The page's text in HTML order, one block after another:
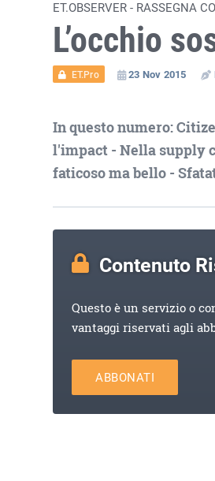
ET.OBSERVER - RASSEGNA
L’occhio
ET.Pro 23 Nov 2015
In questo numero:
l'impact - Nella supply
faticoso ma bello -
Contenuto
Questo è un servizio o
vantaggi riservati agli
ABBONATI